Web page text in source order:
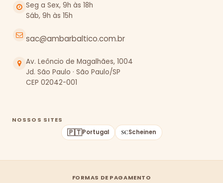
Seg a Sex, 9h às 18h
Sáb, 9h às 15h
sac@ambarbaltico.com.br
Av. Leôncio de Magalhães, 1004
Jd. São Paulo · São Paulo/SP
CEP 02042-001
NOSSOS SITES
🇵🇹Portugal Scheinen
FORMAS DE PAGAMENTO